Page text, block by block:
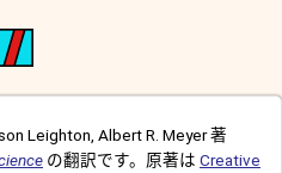
Leighton, Albert R. Meyer 著
の翻訳です。原著は Creative